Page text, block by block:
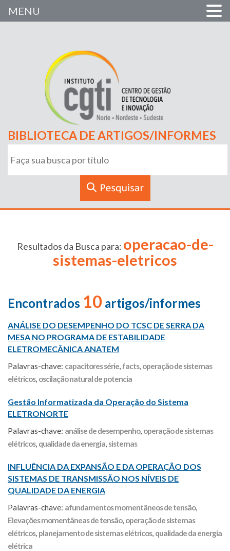
BIBLIOTECA DE ARTIGOS/INFORMES
Resultados da Busca para: operacao-de-
sistemas-eletricos
Encontrados 10 artigos/informes
ANÁLISE DO DESEMPENHO DO TCSC DE SERRA DA
MESA NO PROGRAMA DE ESTABILIDADE
ELETROMECÂNICA ANATEM
Palavras-chave: capacitores série, facts, operação de sistemas
elétricos, oscilação natural de potencia
Gestão Informatizada da Operação do Sistema
ELETRONORTE
Palavras-chave: análise de desempenho, operação de sistemas
elétricos, qualidade da energia, sistemas
INFLUÊNCIA DA EXPANSÃO E DA OPERAÇÃO DOS
SISTEMAS DE TRANSMISSÃO NOS NÍVEIS DE
QUALIDADE DA ENERGIA
Palavras-chave: afundamentos momentâneos de tensão,
Elevações momentâneas de tensão, operação de sistemas
elétricos, planejamento de sistemas elétricos, qualidade da energia
elétrica
MENU